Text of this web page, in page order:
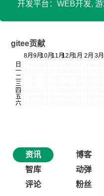
开发平台：WEB开发,
gitee贡献
资讯 博客
智库
动弹
评论
粉丝